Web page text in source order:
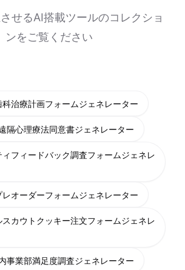
せるAI搭載ツールのコレクショ
ンをご覧ください
治療計画フォームジェネレーター
隔心理療法同意書ジェネレーター
フィードバック調査フォームジェネレ
オーダーフォームジェネレーター
カウトクッキー注文フォームジェネレ
事業部満足度調査ジェネレーター